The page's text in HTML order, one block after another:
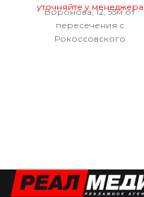
уточняйте у менеджера
Воронова, 12, 55м от
пересечения с
Рокоссовского